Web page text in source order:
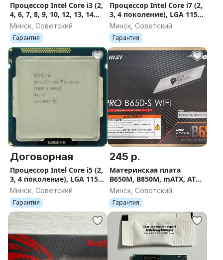
Процессор Intel Core i3 (2,
4, 6, 7, 8, 9, 10, 12, 13, 14
поколение)
Минск, Советский
Гарантия
Процессор Intel Core i7 (2,
3, 4 поколение), LGA 1155,
1150
Минск, Советский
Гарантия
Договорная
Процессор Intel Core i5 (2,
3, 4 поколение), LGA 1155,
1150
Минск, Советский
Гарантия
245 р.
Материнская плата
B650M, B850M, mATX, ATX,
AM5
Минск, Советский
Гарантия